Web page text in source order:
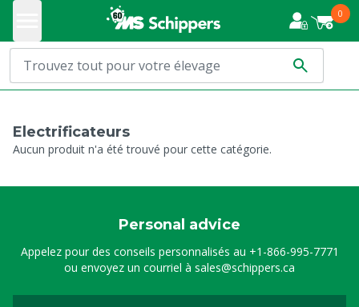
0
Electrificateurs
Aucun produit n'a été trouvé pour cette catégorie.
Personal advice
Appelez pour des conseils personnalisés au +1-866-995-7771
ou envoyez un courriel à sales@schippers.ca